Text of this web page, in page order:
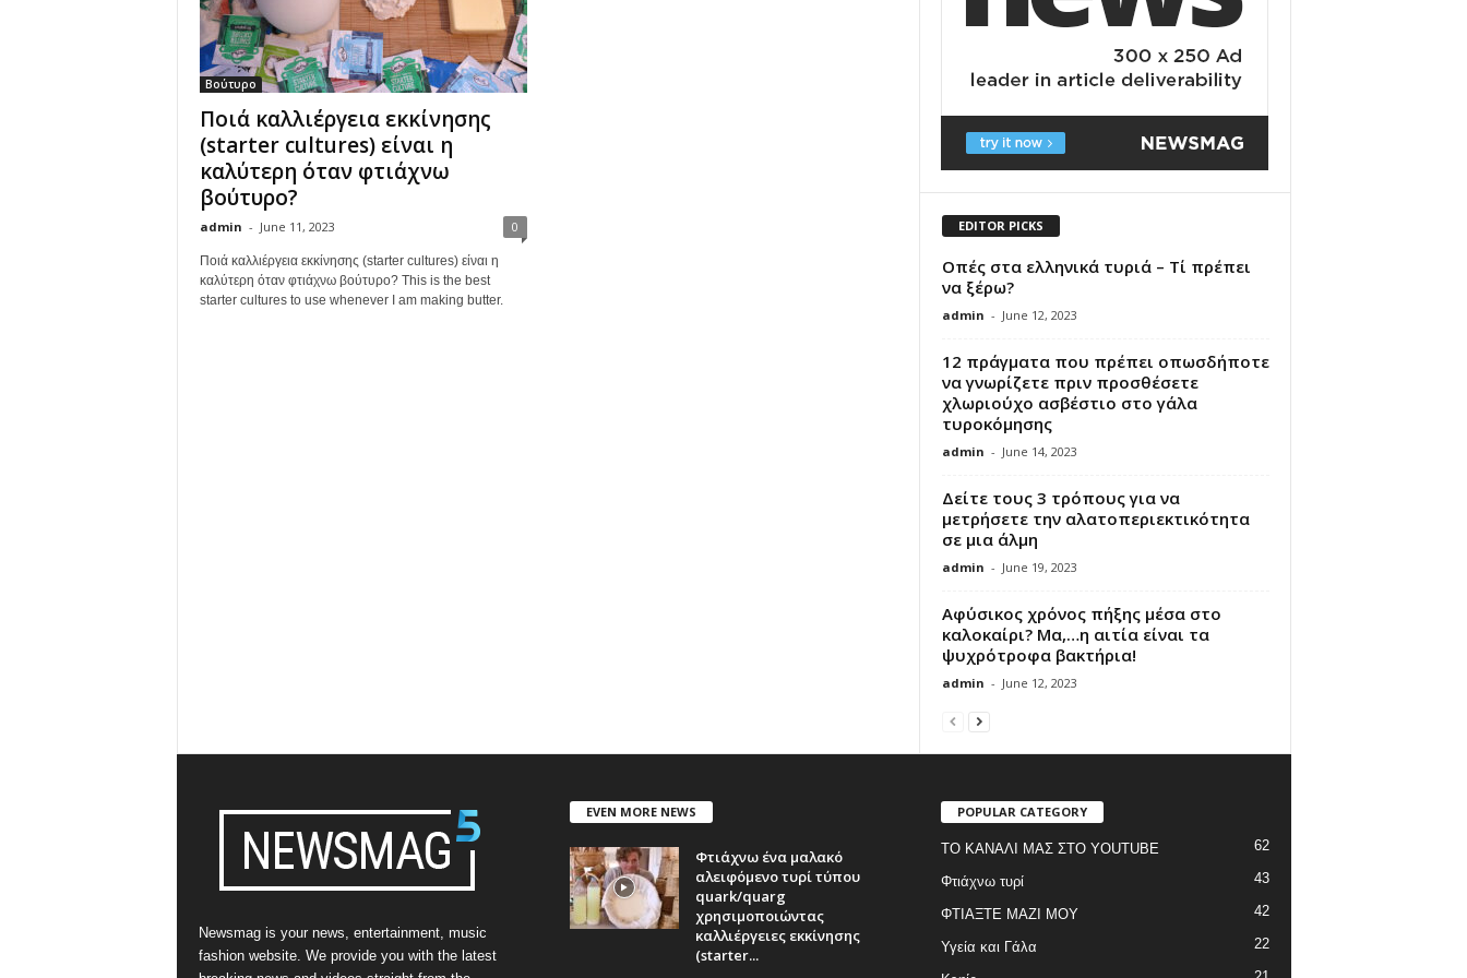
Βούτυρο
Ποιά καλλιέργεια εκκίνησης
(starter cultures) είναι η
καλύτερη όταν φτιάχνω
βούτυρο?
admin - June 11, 2023 0
Ποιά καλλιέργεια εκκίνησης (starter cultures) είναι η
καλύτερη όταν φτιάχνω βούτυρο? This is the best
starter cultures to use whenever I am making butter.
EDITOR PICKS
Οπές στα ελληνικά τυριά – Τί πρέπει
να ξέρω?
admin - June 12, 2023
12 πράγματα που πρέπει οπωσδήποτε
να γνωρίζετε πριν προσθέσετε
χλωριούχο ασβέστιο στο γάλα
τυροκόμησης
admin - June 14, 2023
Δείτε τους 3 τρόπους για να
μετρήσετε την αλατοπεριεκτικότητα
σε μια άλμη
admin - June 19, 2023
Αφύσικος χρόνος πήξης μέσα στο
καλοκαίρι? Μα,…η αιτία είναι τα
ψυχρότροφα βακτήρια!
admin - June 12, 2023
Newsmag is your news, entertainment, music
fashion website. We provide you with the latest
EVEN MORE NEWS
Φτιάχνω ένα μαλακό
αλειφόμενο τυρί τύπου
quark/quarg
χρησιμοποιώντας
καλλιέργειες εκκίνησης
(starter...
POPULAR CATEGORY
ΤΟ ΚΑΝΑΛΙ ΜΑΣ ΣΤΟ YOUTUBE 62
Φτιάχνω τυρί 43
ΦΤΙΑΞΤΕ ΜΑΖΙ ΜΟΥ 42
Υγεία και Γάλα 22